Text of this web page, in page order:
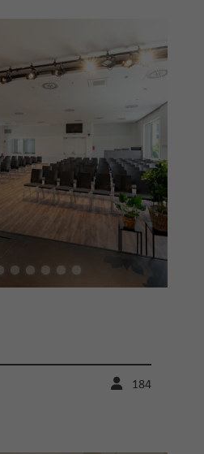
184